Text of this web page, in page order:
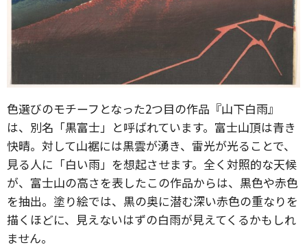
色選びのモチーフとなった2つ目の作品『山下白雨』
は、別名「黒富士」と呼ばれています。富士山頂は青き
快晴。対して山裾には黒雲が湧き、雷光が光ることで、
見る人に「白い雨」を想起させます。全く対照的な天候
が、富士山の高さを表したこの作品からは、黒色や赤色
を抽出。塗り絵では、黒の奥に潜む深い赤色の重なりを
描くほどに、見えないはずの白雨が見えてくるかもしれ
ません。